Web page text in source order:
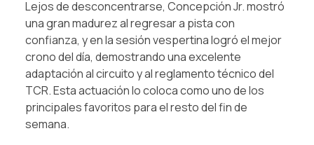
Lejos de desconcentrarse, Concepción Jr. mostró
una gran madurez al regresar a pista con
confianza, y en la sesión vespertina logró el mejor
crono del día, demostrando una excelente
adaptación al circuito y al reglamento técnico del
TCR. Esta actuación lo coloca como uno de los
principales favoritos para el resto del fin de
semana.